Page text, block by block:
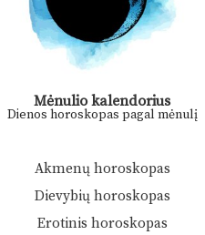
Mėnulio kalendorius
Dienos horoskopas pagal mėnulį
Akmenų horoskopas
Dievybių horoskopas
Erotinis horoskopas